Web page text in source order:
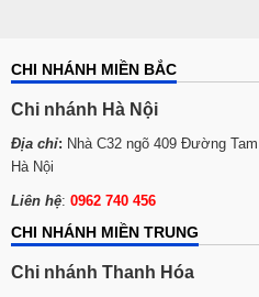
CHI NHÁNH MIỀN BẮC
Chi nhánh Hà Nội
Địa chỉ: Nhà C32 ngõ 409 Đường
Hà Nội
Liên hệ: 0962 740 456
CHI NHÁNH MIỀN TRUNG
Chi nhánh Thanh Hóa